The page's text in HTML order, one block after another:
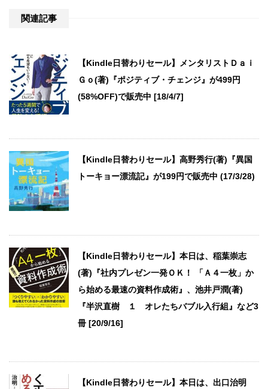
関連記事
【Kindle日替わりセール】メンタリストＤａｉ
Ｇｏ(著)『ポジティブ・チェンジ』が499円
(58%OFF)で販売中 [18/4/7]
【Kindle日替わりセール】高野秀行(著)『異国
トーキョー漂流記』が199円で販売中 (17/3/28)
【Kindle日替わりセール】本日は、稲葉崇志
(著)『社内プレゼン一発ＯＫ！ 「Ａ４一枚」か
ら始める最速の資料作成術』、池井戸潤(著)
『半沢直樹 １ オレたちバブル入行組』など3
冊 [20/9/16]
【Kindle日替わりセール】本日は、出口治明